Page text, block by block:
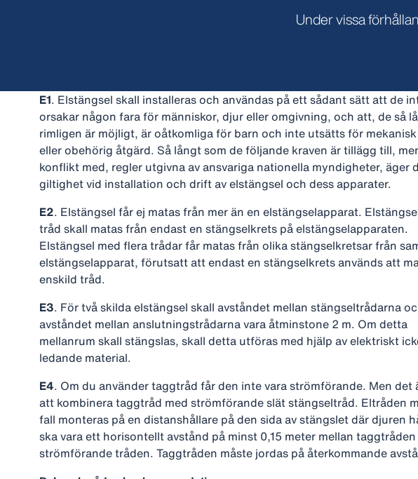
Under vissa
E1. Elstängsel skall installeras och användas på ett sådant sätt att de
orsakar någon fara för människor, djur eller omgivning, och att, de så
rimligen är möjligt, är oåtkomliga för barn och inte utsätts för
eller obehörig åtgärd. Så långt som de följande kraven är tillägg till,
konflikt med, regler utgivna av ansvariga nationella myndigheter, äger
giltighet vid installation och drift av elstängsel och dess apparater.
E2. Elstängsel får ej matas från mer än en elstängselapparat.
tråd skall matas från endast en stängselkrets på elstängselapparaten.
Elstängsel med flera trådar får matas från olika stängselkretsar från
elstängselapparat, förutsatt att endast en stängselkrets används att
enskild tråd.
E3. För två skilda elstängsel skall avståndet mellan stängseltrådarna
avståndet mellan anslutningstrådarna vara åtminstone 2 m. Om detta
mellanrum skall stängslas, skall detta utföras med hjälp av elektriskt
ledande material.
E4. Om du använder taggtråd får den inte vara strömförande. Men det
att kombinera taggtråd med strömförande slät stängseltråd. Eltråden
fall monteras på en distanshållare på den sida av stängslet där djuren
ska vara ett horisontellt avstånd på minst 0,15 meter mellan
strömförande tråden. Taggtråden måste jordas på återkommande